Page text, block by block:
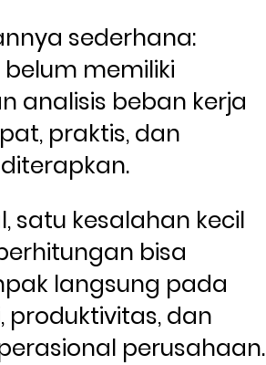
sederhana:
memiliki
analisis beban kerja
praktis, dan
satu kesalahan kecil
bisa
langsung pada
produktivitas, dan
perusahaan.